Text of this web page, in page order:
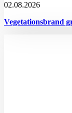
02.08.2026
Vegetationsbrand